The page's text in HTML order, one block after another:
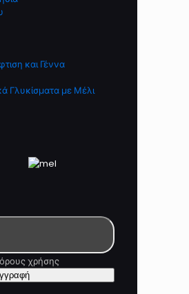
και Γέννα
Γλυκίσματα με Μέλι
χρήσης